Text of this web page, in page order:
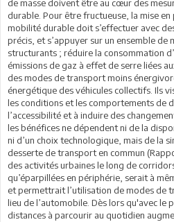
de masse doivent être au cœur des
durable. Pour être fructueuse, la mise
mobilité durable doit s’effectuer avec
précis, et s’appuyer sur un ensemble de
structurants ; réduire la consommation
émissions de gaz à effet de serre liées
des modes de transport moins
énergétique des véhicules collectifs. Ils
les conditions et les comportements de
l’accessibilité et à induire des
les bénéfices ne dépendent ni de la
ni d’un choix technologique, mais de la
desserte de transport en commun
des activités urbaines le long de
qu’éparpillées en périphérie, serait à
et permettrait l’utilisation de modes de
lieu de l’automobile. Dès lors qu'avec le
distances à parcourir au quotidien